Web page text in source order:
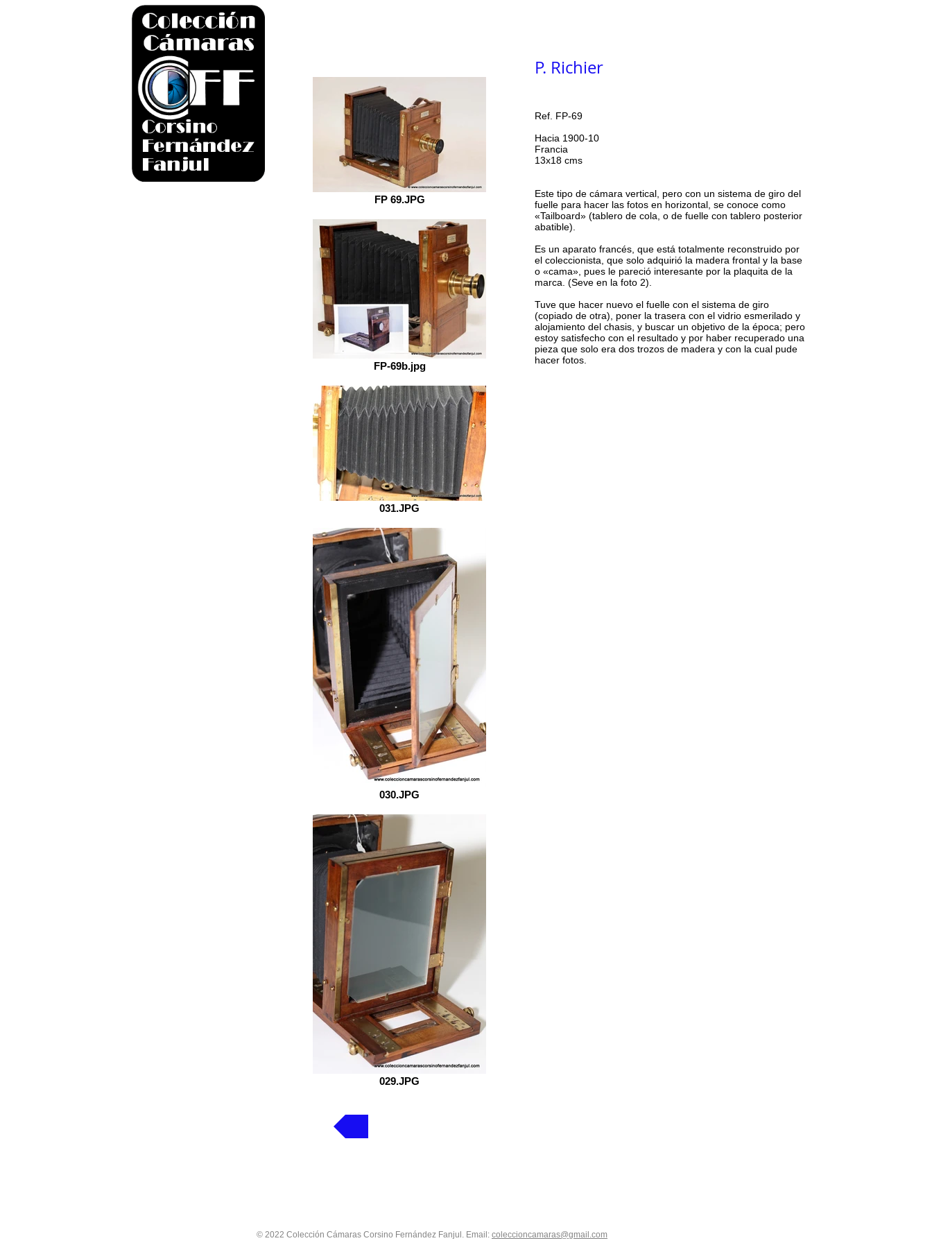
FP 69.JPG
FP-69b.jpg
031.JPG
030.JPG
029.JPG
P. Richier
Ref. FP-69
Hacia 1900-10
Francia
13x18 cms
Este tipo de cámara vertical, pero con un sistema de giro del
fuelle para hacer las fotos en horizontal, se conoce como
«Tailboard» (tablero de cola, o de fuelle con tablero posterior
abatible).
Es un aparato francés, que está totalmente reconstruido por
el coleccionista, que solo adquirió la madera frontal y la base
o «cama», pues le pareció interesante por la plaquita de la
marca. (Seve en la foto 2).
Tuve que hacer nuevo el fuelle con el sistema de giro
(copiado de otra), poner la trasera con el vidrio esmerilado y
alojamiento del chasis, y buscar un objetivo de la época; pero
estoy satisfecho con el resultado y por haber recuperado una
pieza que solo era dos trozos de madera y con la cual pude
hacer fotos.
© 2022 Colección Cámaras Corsino Fernández Fanjul. Email: coleccioncamaras@gmail.com